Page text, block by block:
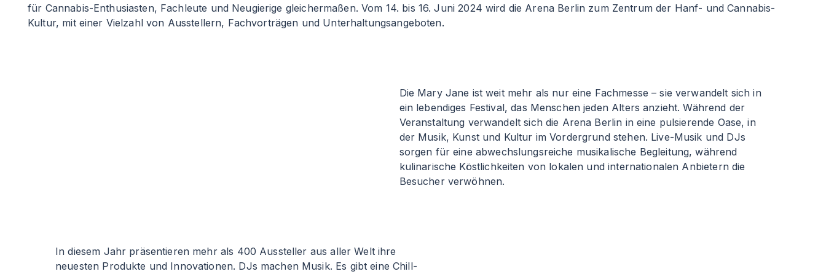
für Cannabis-Enthusiasten, Fachleute und Neugierige gleichermaßen. Vom 14. bis 16. Juni 2024 wird die Arena Berlin zum Zentrum der Hanf- und Cannabis-
Kultur, mit einer Vielzahl von Ausstellern, Fachvorträgen und Unterhaltungsangeboten.
Die Mary Jane ist weit mehr als nur eine Fachmesse – sie verwandelt sich in
ein lebendiges Festival, das Menschen jeden Alters anzieht. Während der
Veranstaltung verwandelt sich die Arena Berlin in eine pulsierende Oase, in
der Musik, Kunst und Kultur im Vordergrund stehen. Live-Musik und DJs
sorgen für eine abwechslungsreiche musikalische Begleitung, während
kulinarische Köstlichkeiten von lokalen und internationalen Anbietern die
Besucher verwöhnen.
In diesem Jahr präsentieren mehr als 400 Aussteller aus aller Welt ihre
neuesten Produkte und Innovationen. DJs machen Musik. Es gibt eine Chill-